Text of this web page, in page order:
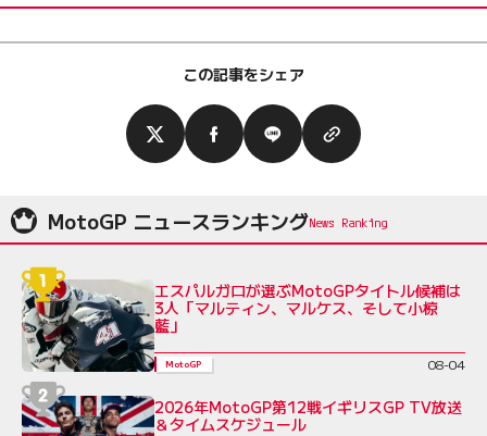
この記事をシェア
MotoGP ニュースランキング
エスパルガロが選ぶMotoGPタイトル候補は
3人「マルティン、マルケス、そして小椋
藍」
MotoGP 08-04
2026年MotoGP第12戦イギリスGP TV放送
＆タイムスケジュール